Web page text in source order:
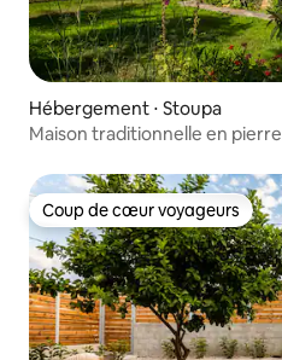
Hébergement ⋅ Stoupa
Maison traditionnelle en pierre
Coup de cœur voyageurs
Coup de cœur voyageurs